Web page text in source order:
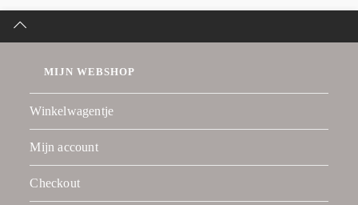
MIJN WEBSHOP
Winkelwagentje
Mijn account
Checkout